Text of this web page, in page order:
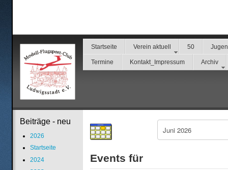
Startseite Verein aktuell 50
Termine Kontakt_Impressum Archiv
Events für
Beiträge - neu
2026
Startseite
2024